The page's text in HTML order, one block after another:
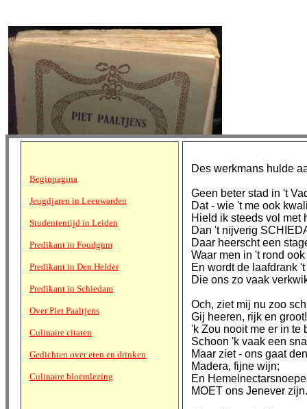
Beginpagina
Jeugdjaren in Leeuwarden
Studententijd in Leiden
Predikant in Foudgum
Predikant in Den Helder
Predikant in Schiedam
Over Piet Paaltjens
Culinaire citaten
Gedichten over eten en drinken
Culinaire bloemlezing
Des werkmans hulde
Geen beter stad in 't
Dat - wie 't me ook
Hield ik steeds vol met
Dan 't nijverig
Daar heerscht een
Waar men in 't rond
En wordt de laafdrank
Die ons zo vaak
Och, ziet mij nu zoo
Gij heeren, rijk en groot!
'k Zou nooit me er in te
Schoon 'k vaak een
Maar ziet - ons gaat
Madera, fijne wijn;
En
MOET ons Jenever zijn.